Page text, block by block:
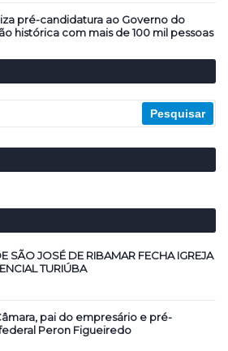
pré-candidatura ao Governo do
histórica com mais de 100 mil pessoas
SÃO JOSÉ DE RIBAMAR FECHA IGREJA
TURIÚBA
pai do empresário e pré-
Peron Figueiredo